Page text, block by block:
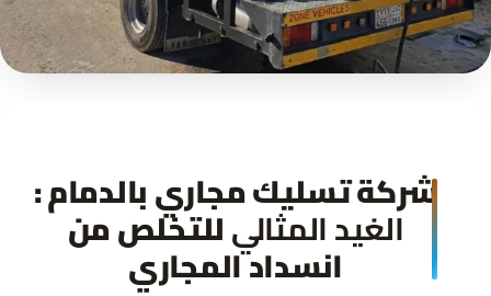
شركة تسليك مجاري بالدمام :
الغيد المثاليللتخلص من
انسداد المجاري